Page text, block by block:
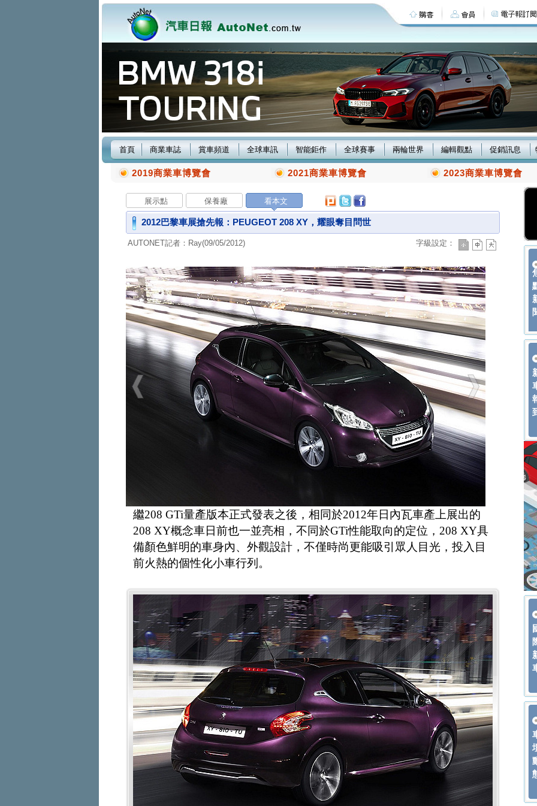
首頁 商業車誌 賞車頻道 全球車訊 智能鉅作 全球賽事 兩輪世界 編輯觀點 促銷訊息
2019商業車博覽會 2021商業車博覽會 2023商業車博覽會
展示點 保養廠 看本文
2012巴黎車展搶先報：PEUGEOT 208 XY，耀眼奪目問世
AUTONET記者：Ray(09/05/2012) 字級設定：
繼208 GTi量產版本正式發表之後，相同於2012年日內瓦車產上展出的
208 XY概念車日前也一並亮相，不同於GTi性能取向的定位，208 XY具
備顏色鮮明的車身內、外觀設計，不僅時尚更能吸引眾人目光，投入目
前火熱的個性化小車行列。